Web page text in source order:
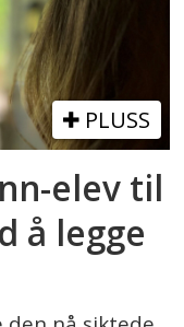
PLUSS
elev til
å legge